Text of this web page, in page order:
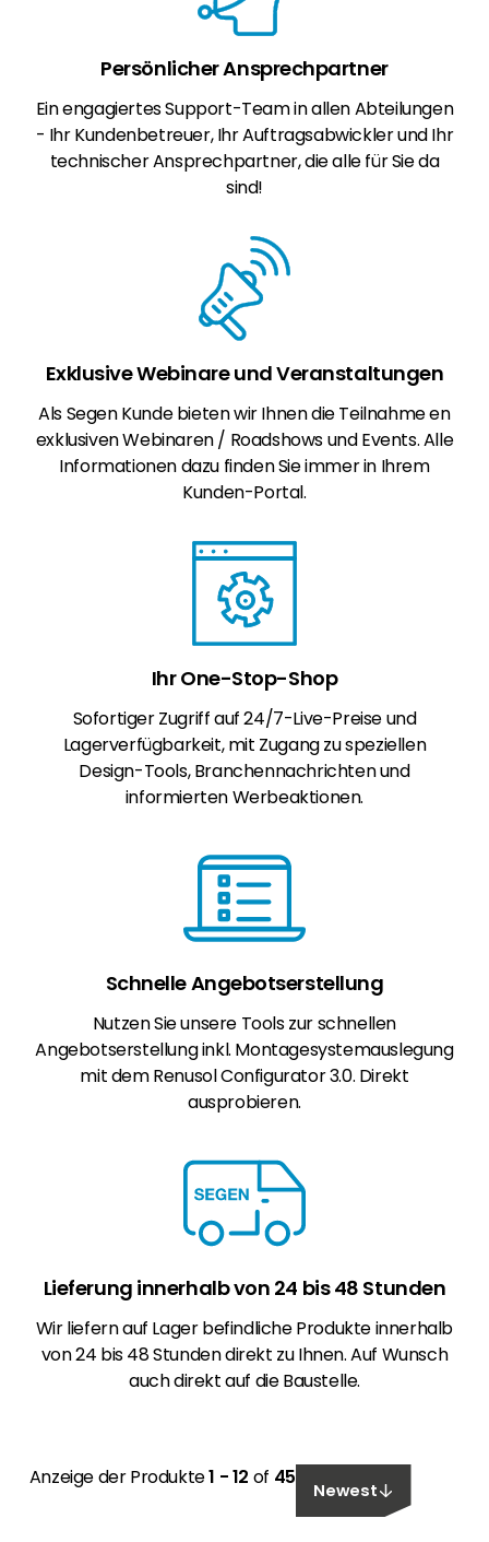
Persönlicher Ansprechpartner
Ein engagiertes Support-Team in allen Abteilungen
- Ihr Kundenbetreuer, Ihr Auftragsabwickler und Ihr
technischer Ansprechpartner, die alle für Sie da
sind!
Exklusive Webinare und Veranstaltungen
Als Segen Kunde bieten wir Ihnen die Teilnahme en
exklusiven Webinaren / Roadshows und Events. Alle
Informationen dazu finden Sie immer in Ihrem
Kunden-Portal.
Ihr One-Stop-Shop
Sofortiger Zugriff auf 24/7-Live-Preise und
Lagerverfügbarkeit, mit Zugang zu speziellen
Design-Tools, Branchennachrichten und
informierten Werbeaktionen.
Schnelle Angebotserstellung
Nutzen Sie unsere Tools zur schnellen
Angebotserstellung inkl. Montagesystemauslegung
mit dem Renusol Configurator 3.0. Direkt
ausprobieren.
Lieferung innerhalb von 24 bis 48 Stunden
Wir liefern auf Lager befindliche Produkte innerhalb
von 24 bis 48 Stunden direkt zu Ihnen. Auf Wunsch
auch direkt auf die Baustelle.
Anzeige der Produkte1 - 12 of 45
Newest